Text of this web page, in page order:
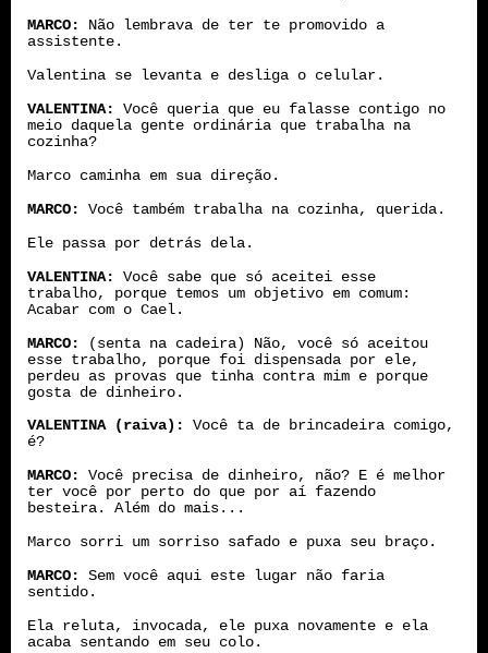
MARCO:
Não lembrava de ter te promovido a
assistente.
Valentina se levanta e desliga o celular.
VALENTINA:
Você queria que eu falasse contigo no
meio daquela gente ordinária que trabalha na
cozinha?
Marco caminha em sua direção.
MARCO:
Você também trabalha na cozinha, querida.
Ele passa por detrás dela.
VALENTINA:
Você sabe que só aceitei esse
trabalho, porque temos um objetivo em comum:
Acabar com o Cael.
MARCO:
(senta na cadeira) Não, você só aceitou
esse trabalho, porque foi dispensada por ele,
perdeu as provas que tinha contra mim e porque
gosta de dinheiro.
VALENTINA (raiva):
Você ta de brincadeira comigo,
é?
MARCO:
Você precisa de dinheiro, não? E é melhor
ter você por perto do que por aí fazendo
besteira. Além do mais...
Marco sorri um sorriso safado e puxa seu braço.
MARCO:
Sem você aqui este lugar não faria
sentido.
Ela reluta, invocada, ele puxa novamente e ela
acaba sentando em seu colo.